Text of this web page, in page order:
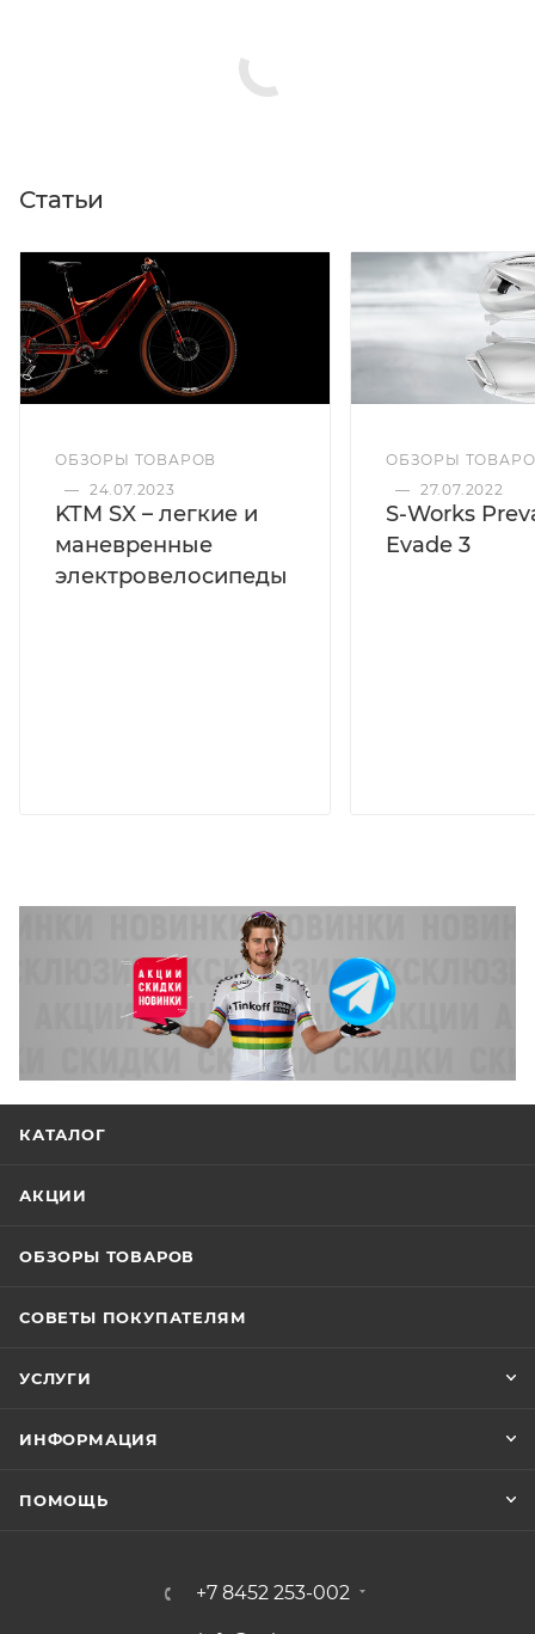
Статьи
ОБЗОРЫ ТОВАРОВ
— 24.07.2023
KTM SX – легкие и
маневренные
электровелосипеды
ОБЗОРЫ
— 27.07.2022
S-Works
Evade 3
КАТАЛОГ
АКЦИИ
ОБЗОРЫ ТОВАРОВ
СОВЕТЫ ПОКУПАТЕЛЯМ
УСЛУГИ
ИНФОРМАЦИЯ
ПОМОЩЬ
+7 8452 253-002